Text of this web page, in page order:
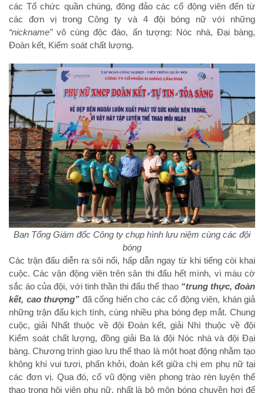
các Tổ chức quần chúng, đông đảo các cổ động viên đến từ
các đơn vị trong Công ty và 4 đội bóng nữ với những
“nickname”vô cùng độc đáo, ấn tượng: Nóc nhà, Đại bàng,
Đoàn kết, Kiểm soát chất lượng.
Ban Tổng Giám đốc Công ty chụp hình lưu niệm cùng các đội
bóng
Các trận đấu diễn ra sôi nổi, hấp dẫn ngay từ khi tiếng còi khai
cuộc. Các vận động viên trên sân thi đấu hết mình, vì màu cờ
sắc áo của đội, với tinh thần thi đấu thể thao “trung thực, đoàn
kết, cao thượng” đã cống hiến cho các cổ động viên, khán giả
những trận đấu kịch tính, cùng nhiều pha bóng đẹp mắt. Chung
cuộc, giải Nhất thuộc về đội Đoàn kết, giải Nhì thuộc về đội
Kiểm soát chất lượng, đồng giải Ba là đội Nóc nhà và đội Đại
bàng. Chương trình giao lưu thể thao là một hoạt động nhằm tạo
không khí vui tươi, phấn khởi, đoàn kết giữa chị em phụ nữ tại
các đơn vị. Qua đó, cổ vũ động viên phong trào rèn luyện thể
thao trong hội viên phụ nữ, nhất là bộ môn bóng chuyền hơi để